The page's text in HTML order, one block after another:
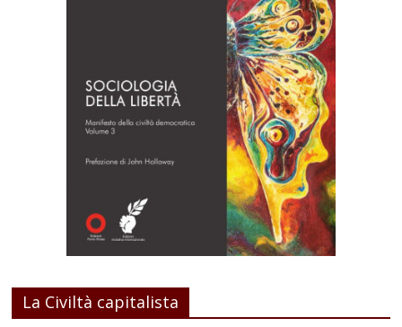
La Civiltà capitalista